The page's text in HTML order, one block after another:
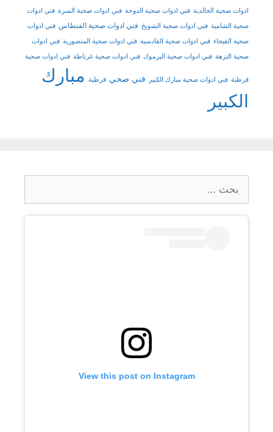
ادوات صحية الخالدية فني ادوات صحية الدوحة فني ادوات صحية السرة فني ادوات
صحية الشامية فني ادوات صحية الشويخ فني ادوات صحية الفنطاس فني ادوات
صحية الفيحاء فني ادوات صحية القادسية فني ادوات صحية المنصورية فني ادوات
صحية النزهة فني ادوات صحية اليرموك فني ادوات صحية غرناطة فني ادوات صحية
قرطبة فني ادوات صحية مبارك الكبير فني صحي قرطبة مبارك
الكبير
عن:
View this post on Instagram